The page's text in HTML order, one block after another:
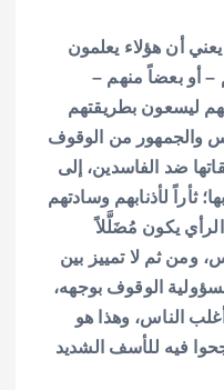
أن هؤلاء يعلمون
– أو بعضاً منهم –
ليسعون بطريقتهم
والجمهور من الوقوف
ضد الفاسدين، إلى
ثأراً لأذنابهم وسادتهم
يكون مُضَلَّلاً
ومن ثم لا تمييز بين
الوقوف بوجهه،
الناس، وهذا هو
فيه للأسف الشديد